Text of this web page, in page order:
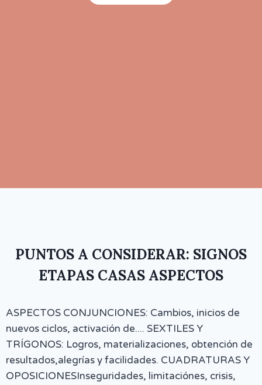
PUNTOS A CONSIDERAR: SIGNOS
ETAPAS CASAS ASPECTOS
ASPECTOS CONJUNCIONES: Cambios, inicios de
nuevos ciclos, activación de.... SEXTILES Y
TRÍGONOS: Logros, materializaciones, obtención de
resultados,alegrías y facilidades. CUADRATURAS Y
OPOSICIONESInseguridades, limitaciónes, crisis,